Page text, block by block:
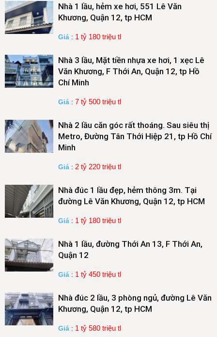
Nhà 1 lầu, hẻm xe hơi, 551 Lê Văn
Khương, Quận 12, tp HCM
Giá : 1 tỷ 180 triệu tl
Nhà 3 lầu, Mặt tiền nhựa xe hơi, 1 xẹc Lê
Văn Khương, F Thới An, Quận 12, tp Hồ
Chí Minh
Giá : 7 tỷ 500 triệu tl
Nhà 2 lầu căn góc rất thoáng. Sau siêu thị
Metro, Đường Tân Thới Hiệp 21, tp Hồ Chí
Minh
Giá : 2 tỷ 220 triệu tl
Nhà đúc 1 lầu đẹp, hẻm thông 3m. Tại
đường Lê Văn Khương, Quận 12, tp HCM
Giá : 1 tỷ 180 triệu tl
Nhà 1 lầu, đường Thới An 13, F Thới An,
Quận 12
Giá : 1 tỷ 450 triệu tl
Nhà đúc 2 lầu, 3 phòng ngủ, đường Lê Văn
Khương, Quận 12, tp HCM
Giá : 1 tỷ 580 triệu tl